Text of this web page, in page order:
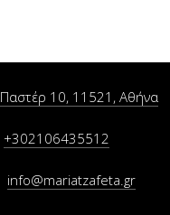
Παστέρ 10, 11521, Αθήνα
+302106435512
info@mariatzafeta.gr